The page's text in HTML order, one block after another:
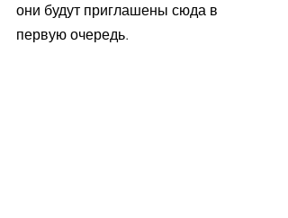
они будут приглашены сюда в
первую очередь.